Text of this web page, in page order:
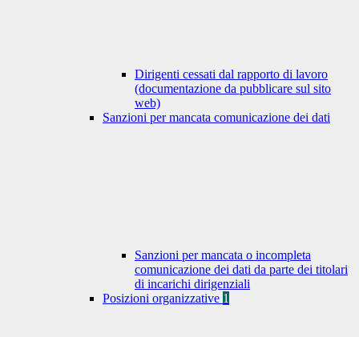
Dirigenti cessati dal rapporto di lavoro
(documentazione da pubblicare sul sito
web)
Sanzioni per mancata comunicazione dei dati
Sanzioni per mancata o incompleta
comunicazione dei dati da parte dei titolari
di incarichi dirigenziali
Posizioni organizzative 1